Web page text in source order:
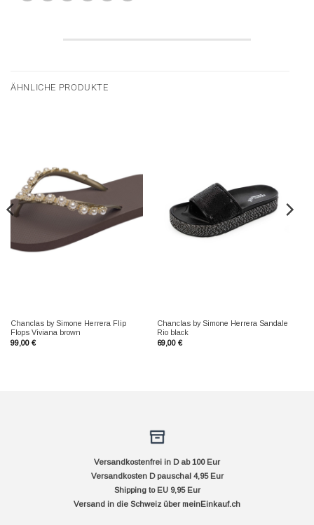
ÄHNLICHE PRODUKTE
Chanclas by Simone Herrera Flip
Flops Viviana brown
99,00 €
Chanclas by Simone Herrera Sandale
Rio black
69,00 €
Versandkostenfrei in D ab 100 Eur
Versandkosten D pauschal 4,95 Eur
Shipping to EU 9,95 Eur
Versand in die Schweiz über meinEinkauf.ch